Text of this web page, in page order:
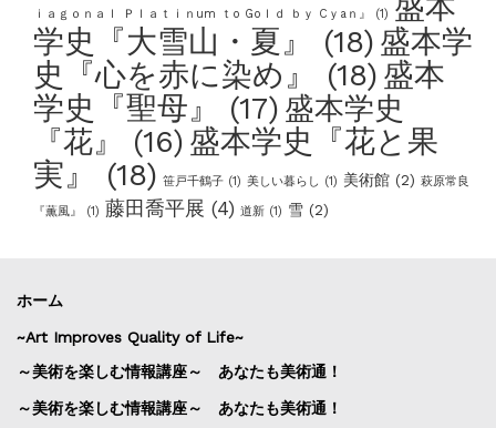
ｉａｇｏｎａｌ Ｐｌａｔｉｎum ｔo Goｌｄ ｂｙ Cｙaｎ』 (1)
学史『大雪山・夏』
(18) 盛本学
史『心を赤に染め』
(18) 盛本
学史『聖母』
(17) 盛本学史
『花』
(16) 盛本学史『花と果
実』
(18) 笹戸千鶴子(1) 美しい暮らし (1) 美術館(2) 萩原常良
『薫風』 (1) 藤田喬平展 (4) 道新(1) 雪(2)
ホーム
~Art Improves Quality of Life~
～美術を楽しむ情報講座～ あなたも美術通！
～美術を楽しむ情報講座～ あなたも美術通！